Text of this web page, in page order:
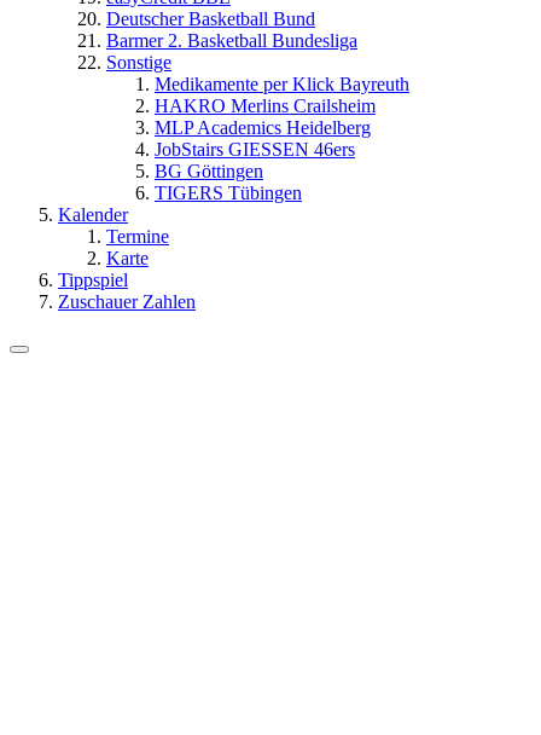
Deutscher Basketball Bund
Barmer 2. Basketball Bundesliga
Sonstige
Medikamente per Klick Bayreuth
HAKRO Merlins Crailsheim
MLP Academics Heidelberg
JobStairs GIESSEN 46ers
BG Göttingen
TIGERS Tübingen
Kalender
Termine
Karte
Tippspiel
Zuschauer Zahlen